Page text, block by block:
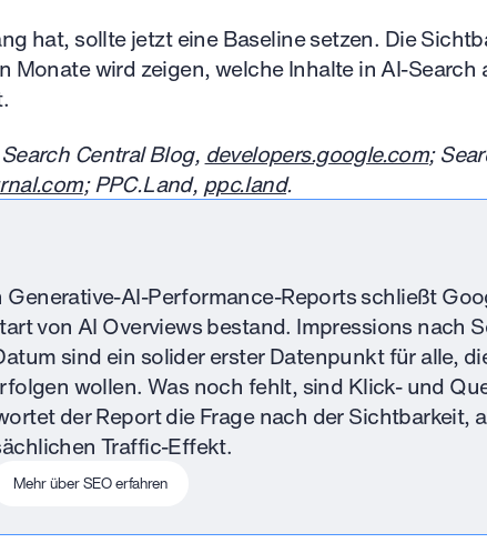
hat, sollte jetzt eine Baseline setzen. Die
Monate wird zeigen, welche Inhalte in AI-Search
Central Blog, developers.google.com;
; PPC.Land, ppc.land.
AI-Performance-Reports schließt
von AI Overviews bestand. Impressions nach
sind ein solider erster Datenpunkt für alle,
wollen. Was noch fehlt, sind Klick- und
der Report die Frage nach der Sichtbarkeit,
Traffic-Effekt.
Mehr über SEO erfahren